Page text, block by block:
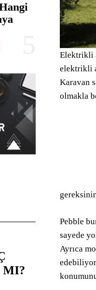
MI?
Elektrikli
elektrikli
Karavan
olmakla
Pebble
sayede
Ayrıca